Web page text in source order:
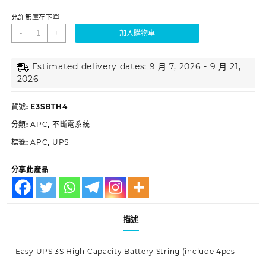
允許無庫存下單
- + 加入購物車
Estimated delivery dates: 9 月 7, 2026 - 9 月 21,
2026
貨號: E3SBTH4
分類:APC, 不斷電系統
標籤:APC, UPS
分享此產品
描述
Easy UPS 3S High Capacity Battery String (include 4pcs